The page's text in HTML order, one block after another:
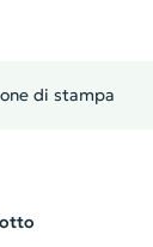
di stampa